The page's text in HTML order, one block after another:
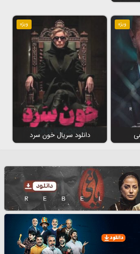
ویژه ویژه
دانلود سریال خون سرد